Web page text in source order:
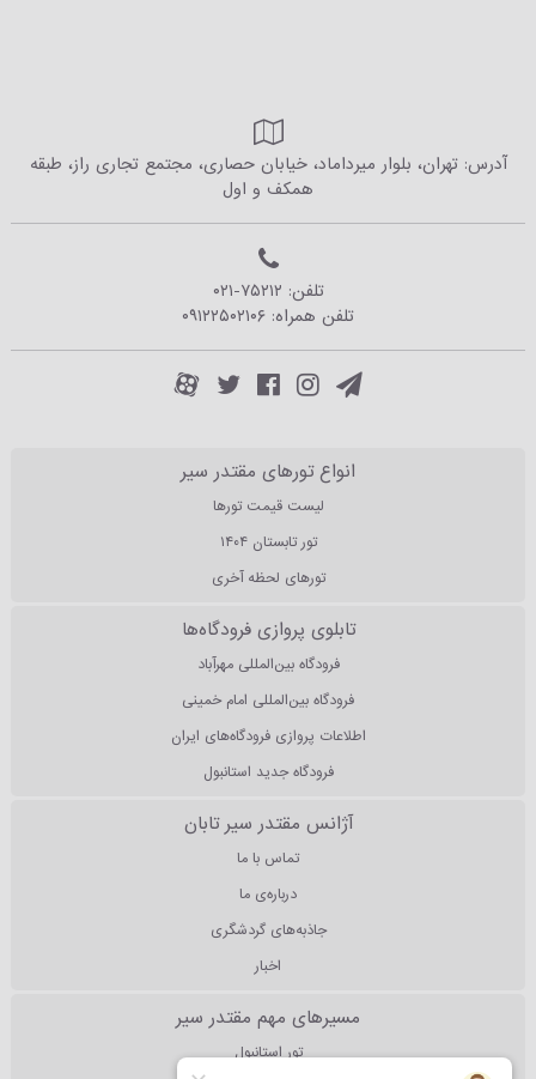
آدرس: تهران، بلوار میرداماد، خیابان حصاری، مجتمع تجاری راز، طبقه
همکف و اول
تلفن: ۰۲۱-۷۵۲۱۲
تلفن همراه: ۰۹۱۲۲۵۰۲۱۰۶
انواع تورهای مقتدر سیر
لیست قیمت تورها
تور تابستان ۱۴۰۴
تورهای لحظه آخری
تابلوی پروازی فرودگاه‌ها
فرودگاه بین‌المللی مهرآباد
فرودگاه بین‌المللی امام خمینی
اطلاعات پروازی فرودگاه‌های ایران
فرودگاه جدید استانبول
آژانس مقتدر سیر تابان
تماس با ما
درباره‌ی ما
جاذبه‌های گردشگری
اخبار
مسیرهای مهم مقتدر سیر
تور استانبول